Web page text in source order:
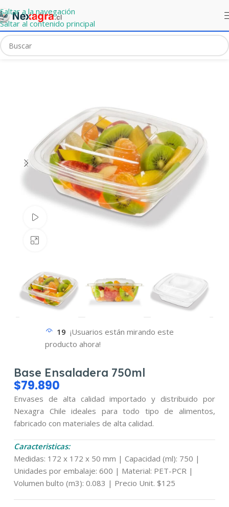
Saltar a la navegación
Saltar al contenido principal
Portada»
19 ¡Usuarios están mirando este
producto ahora!
Base Ensaladera 750ml
$79.890
Envases de alta calidad importado y distribuido por
Nexagra Chile ideales para todo tipo de alimentos,
fabricado con materiales de alta calidad.
Caracteristicas:
Medidas: 172 x 172 x 50 mm | Capacidad (ml): 750 |
Unidades por embalaje: 600 | Material: PET-PCR |
Volumen bulto (m3): 0.083 | Precio Unit. $125